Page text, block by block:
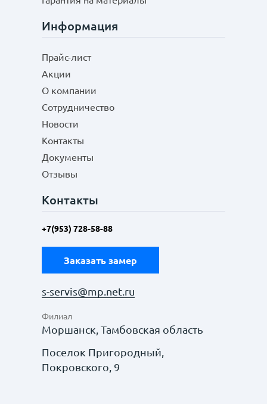
Информация
Прайс-лист
Акции
О компании
Сотрудничество
Новости
Контакты
Документы
Отзывы
Контакты
+7(953) 728-58-88
Заказать замер
s-servis@mp.net.ru
Филиал
Моршанск, Тамбовская область
Поселок Пригородный,
Покровского, 9